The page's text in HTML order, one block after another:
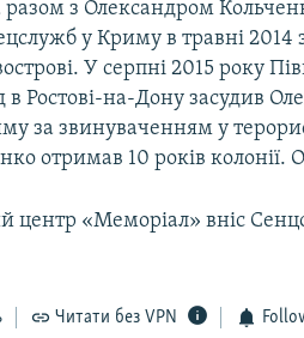
разом з Олександром
у Криму в травні 2014
У серпні 2015 року
в Ростові-на-Дону засудив
за звинуваченням у
отримав 10 років
центр «Меморіал» вніс
Читати без VPN